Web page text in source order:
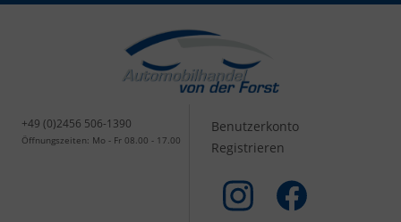
+49 (0)2456 506-1390
Öffnungszeiten: Mo - Fr 08.00 - 17.00
Benutzerkonto
Registrieren